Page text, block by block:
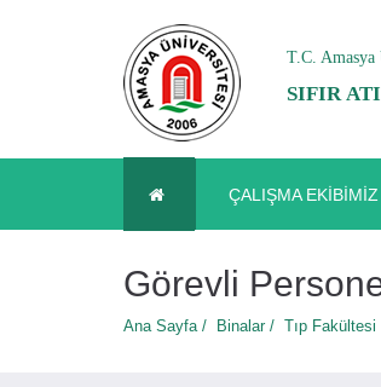
T.C. Amasya
SIFIR
ÇALIŞMA EKIBIMIZ
Görevli
Ana Sayfa / Binalar / Tıp Fakültesi